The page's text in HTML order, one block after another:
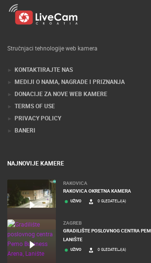
Stručnjaci tehnologije web kamera
KONTAKTIRAJTE NAS
MEDIJI O NAMA, NAGRADE I PRIZNANJA
DONACIJE ZA NOVE WEB KAMERE
TERMS OF USE
PRIVACY POLICY
BANERI
NAJNOVIJE KAMERE
RAKOVICA
RAKOVICA OKRETNA KAMERA
UŽIVO 0 GLEDATELJ(A)
ZAGREB
GRADILIŠTE POSLOVNOG CENTRA
LANIŠTE
UŽIVO 0 GLEDATELJ(A)